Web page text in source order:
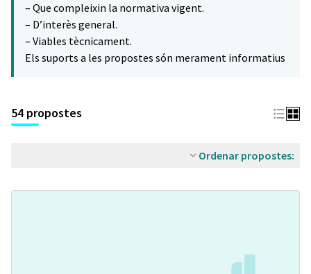
– Que compleixin la normativa vigent.
– D’interès general.
– Viables tècnicament.
Els suports a les propostes són merament informatius
54 propostes
Ordenar propostes: